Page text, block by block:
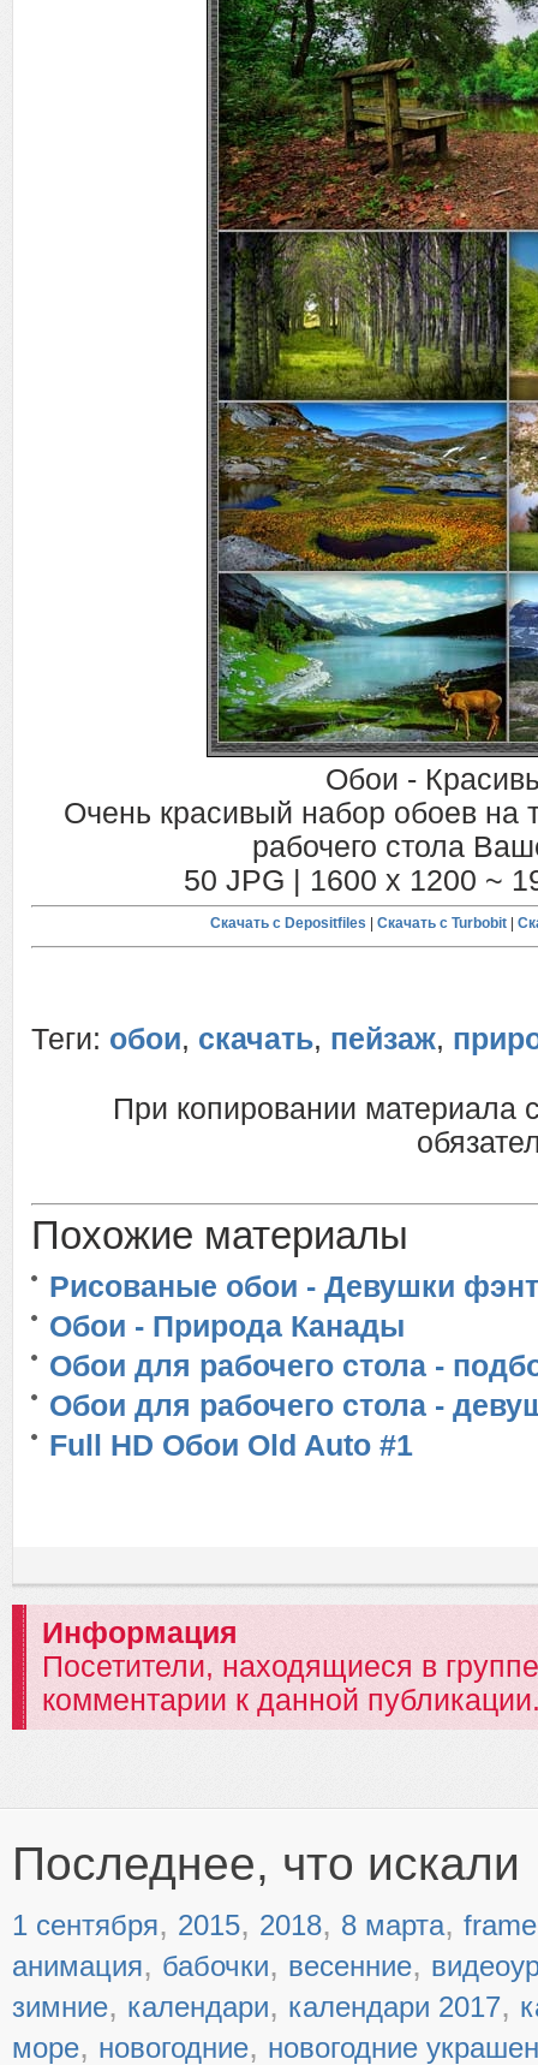
Обои -
Очень красивый набор обоев на
рабочего стола
50 JPG | 1600 x 1200 ~
Скачать с Depositfiles Скачать с Turbobit
Теги: обои, скачать, пейзаж,
При копировании материала
Похожие материалы
Рисованые обои - Девушки
Обои - Природа Канады
Обои для рабочего стола -
Обои для рабочего стола -
Full HD Обои Old Auto #1
Информация
Посетители, находящиеся в
комментарии к данной
Последнее, что искали
1 сентября, 2015, 2018, 8 марта, frame
анимация, бабочки, весенние,
зимние, календари, календари 2017,
море, новогодние, новогодние